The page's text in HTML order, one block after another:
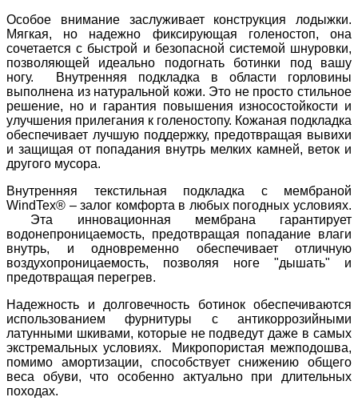
Особое внимание заслуживает конструкция лодыжки.
Мягкая, но надежно фиксирующая голеностоп, она
сочетается с быстрой и безопасной системой шнуровки,
позволяющей идеально подогнать ботинки под вашу
ногу. Внутренняя подкладка в области горловины
выполнена из натуральной кожи. Это не просто стильное
решение, но и гарантия повышения износостойкости и
улучшения прилегания к голеностопу. Кожаная подкладка
обеспечивает лучшую поддержку, предотвращая вывихи
и защищая от попадания внутрь мелких камней, веток и
другого мусора.
Внутренняя текстильная подкладка с мембраной
WindTex® – залог комфорта в любых погодных условиях.
Эта инновационная мембрана гарантирует
водонепроницаемость, предотвращая попадание влаги
внутрь, и одновременно обеспечивает отличную
воздухопроницаемость, позволяя ноге "дышать" и
предотвращая перегрев.
Надежность и долговечность ботинок обеспечиваются
использованием фурнитуры с антикоррозийными
латунными шкивами, которые не подведут даже в самых
экстремальных условиях. Микропористая межподошва,
помимо амортизации, способствует снижению общего
веса обуви, что особенно актуально при длительных
походах.